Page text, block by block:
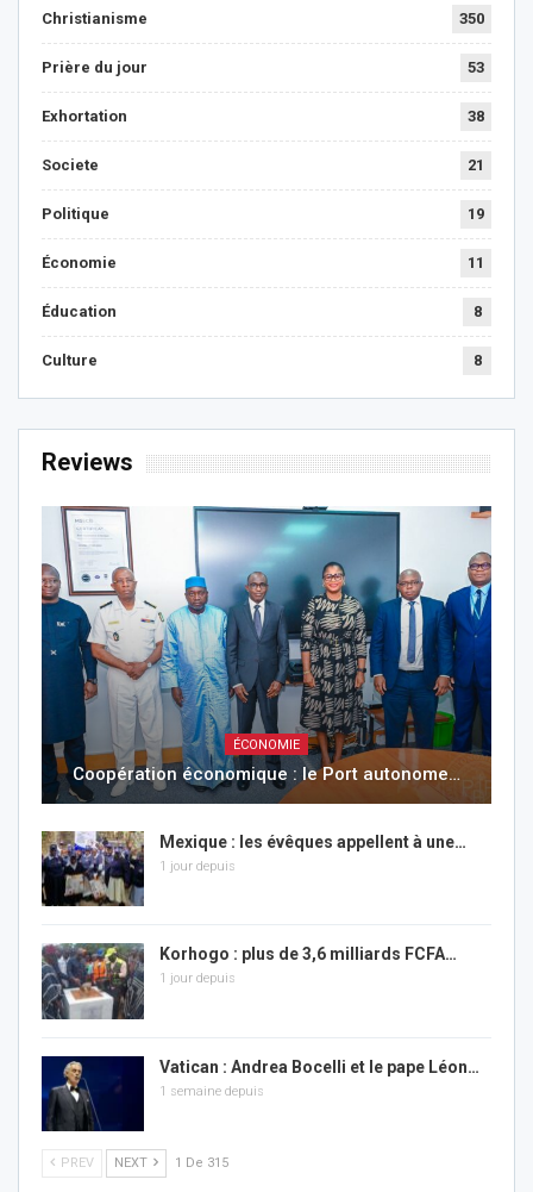
Christianisme 350
Prière du jour 53
Exhortation 38
Societe 21
Politique 19
Économie 11
Éducation 8
Culture 8
Reviews
ÉCONOMIE
Coopération économique : le Port autonome…
Mexique : les évêques appellent à une…
1 jour depuis
Korhogo : plus de 3,6 milliards FCFA…
1 jour depuis
Vatican : Andrea Bocelli et le pape Léon…
1 semaine depuis
PREV NEXT 1 De 315